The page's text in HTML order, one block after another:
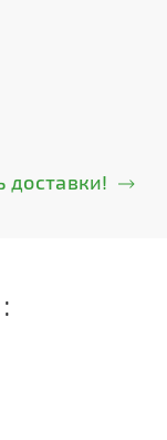
доставки!